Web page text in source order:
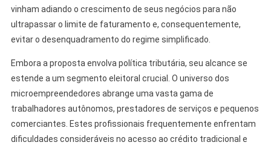
vinham adiando o crescimento de seus negócios para não
ultrapassar o limite de faturamento e, consequentemente,
evitar o desenquadramento do regime simplificado.
Embora a proposta envolva política tributária, seu alcance se
estende a um segmento eleitoral crucial. O universo dos
microempreendedores abrange uma vasta gama de
trabalhadores autônomos, prestadores de serviços e pequenos
comerciantes. Estes profissionais frequentemente enfrentam
dificuldades consideráveis no acesso ao crédito tradicional e